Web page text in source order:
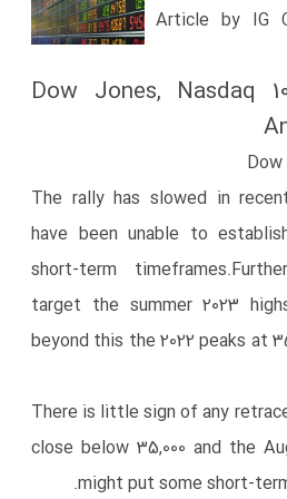
Article by IG
Dow Jones, Nasdaq
Dow
​The rally has slowed in
have been unable to
short-term
target the summer 2023
beyond this the 2022 peaks at
​There is little sign of any
close below 35,000 and the
might put some short-